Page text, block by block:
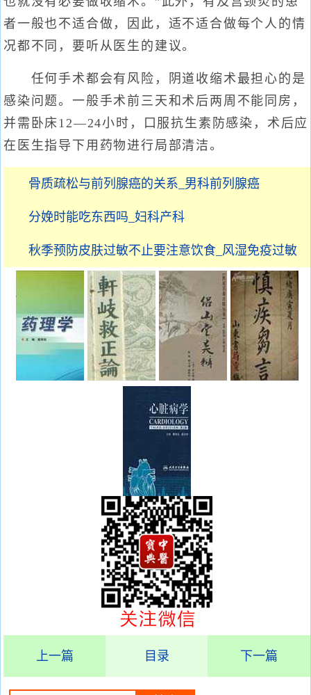
者一般也不适合做，因此，适不适合做每个人的情
况都不同，要听从医生的建议。
任何手术都会有风险，阴道收缩术最担心的是
感染问题。一般手术前三天和术后两周不能同房，
并需卧床12—24小时，口服抗生素防感染，术后应
在医生指导下用药物进行局部清洁。
骨质疏松与前列腺癌的关系_男科前列腺癌
分娩时能吃东西吗_妇科产科
秋季预防皮肤过敏不止要注意饮食_风湿免疫过敏
上一篇 目录 下一篇